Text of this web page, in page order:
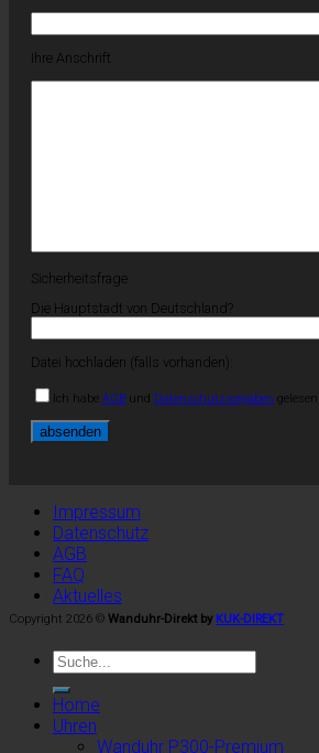
Ihre Anschrift
Sicherheitsfrage
Die Hauptstadt von Deutschland?
Datei hochladen (falls vorhanden):
Ich habe AGB und Datenschutzvorgaben
Impressum
Datenschutz
AGB
FAQ
Aktuelles
Copyright 2026 © Wanduhr-Direkt by KUK-DIREKT
Home
Uhren
Wanduhr P300-Premium